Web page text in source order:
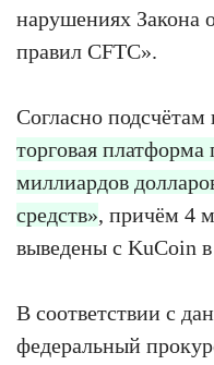
нарушениях Закона
правил CFTC».
Согласно подсчётам
торговая платформа
миллиардов
средств», причём 4
выведены с KuCoin
В соответствии с
федеральный